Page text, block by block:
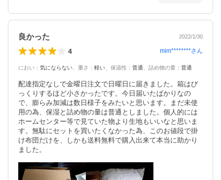
良かった 2022/1/30
4 mim********さん
におい ： 気にならない 重さ ： 軽い 保温性 ： 普通 詰め物の量 ： 普通
配達指定なしで金曜日注文で日曜日に届きました。箱はび
っくりするほど小さかったです。今日届いたばかりなの
で、膨らみ加減は数日様子をみたいと思います。まだ未使
用の為、保湿と詰め物の量は普通としました。個人的には
ホームセンター等で見ていた物より生地もいいなと思いま
す。無駄にセットを買いたくなかった為、このお値段で掛
け布団だけを、しかも送料無料で購入出来て本当に助かり
ました。